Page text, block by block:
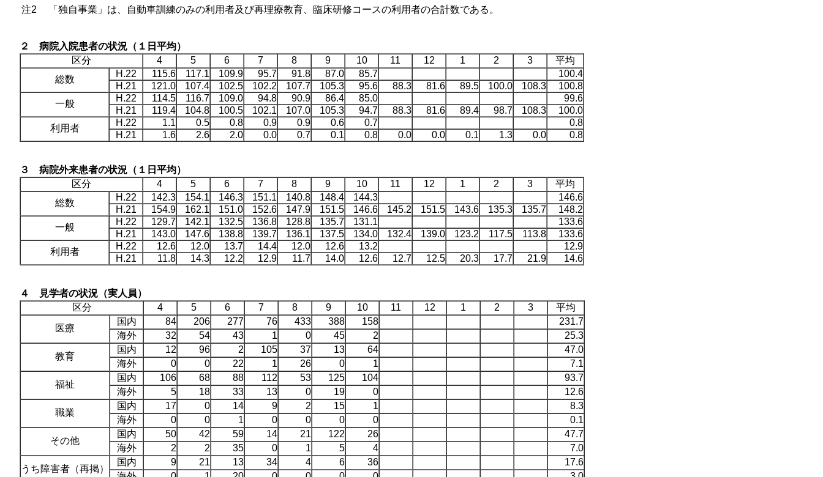
注2
「独自事業」は、自動車訓練のみの利用者及び再理療教育、臨床研修コースの利用者の合計数である。
２ 病院入院患者の状況（１日平均）
区分
4 5 6 7 8 9 10 11 12 1 2 3
平均
総数
H.22 115.6 117.1 109.9 95.7 91.8 87.0 85.7
100.4
H.21
121.0 107.4 102.5 102.2 107.7 105.3 95.6 88.3 81.6 89.5 100.0 108.3
100.8
一般
H.22 114.5 116.7 109.0 94.8 90.9 86.4 85.0
99.6
H.21
119.4 104.8 100.5 102.1 107.0 105.3 94.7 88.3 81.6 89.4 98.7 108.3
100.0
利用者
H.22 1.1 0.5 0.8 0.9 0.9 0.6 0.7
0.8
H.21
1.6 2.6 2.0 0.0 0.7 0.1 0.8 0.0 0.0 0.1 1.3 0.0 0.8
３ 病院外来患者の状況（１日平均）
区分
4 5 6 7 8 9 10 11 12 1 2 3
平均
総数
H.22 142.3 154.1 146.3 151.1 140.8 148.4 144.3
146.6
H.21
154.9 162.1 151.0 152.6 147.9 151.5 146.6 145.2 151.5 143.6 135.3 135.7
148.2
一般
H.22 129.7 142.1 132.5 136.8 128.8 135.7 131.1
133.6
H.21
143.0 147.6 138.8 139.7 136.1 137.5 134.0 132.4 139.0 123.2 117.5 113.8
133.6
利用者
H.22 12.6 12.0 13.7 14.4 12.0 12.6 13.2
12.9
H.21
11.8 14.3 12.2 12.9 11.7 14.0 12.6 12.7 12.5 20.3 17.7 21.9 14.6
４ 見学者の状況（実人員）
区分
4 5 6 7 8 9 10 11 12 1 2 3
平均
医療
国内 84 206 277 76 433 388 158
231.7
海外
32 54 43 1 0 45 2
25.3
教育
国内 12 96 2 105 37 13 64
47.0
海外
0 0 22 1 26 0 1
7.1
福祉
国内 106 68 88 112 53 125 104
93.7
海外
5 18 33 13 0 19 0
12.6
職業
国内 17 0 14 9 2 15 1
8.3
海外
0 0 1 0 0 0 0
0.1
その他
国内 50 42 59 14 21 122 26
47.7
海外
2 2 35 0 1 5 4
7.0
うち障害者（再掲）
国内 9 21 13 34 4 6 36
17.6